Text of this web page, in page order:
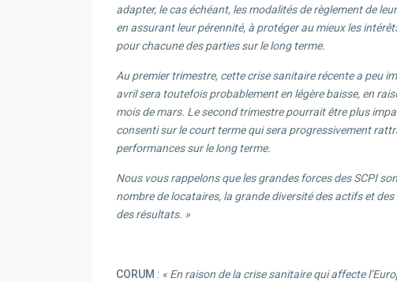
adapter, le cas échéant, les modalités de règlement de
en assurant leur pérennité, à protéger au mieux les
pour chacune des parties sur le long terme.
Au premier trimestre, cette crise sanitaire récente a peu
avril sera toutefois probablement en légère baisse, en
mois de mars. Le second trimestre pourrait être plus
consenti sur le court terme qui sera progressivement
performances sur le long terme.
Nous vous rappelons que les grandes forces des SCPI
nombre de locataires, la grande diversité des actifs et
des résultats. »
CORUM : « En raison de la crise sanitaire qui affecte